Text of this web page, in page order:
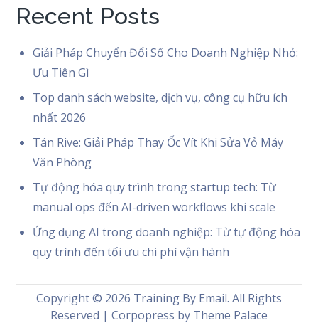
Recent Posts
Giải Pháp Chuyển Đổi Số Cho Doanh Nghiệp Nhỏ:
Ưu Tiên Gì
Top danh sách website, dịch vụ, công cụ hữu ích
nhất 2026
Tán Rive: Giải Pháp Thay Ốc Vít Khi Sửa Vỏ Máy
Văn Phòng
Tự động hóa quy trình trong startup tech: Từ
manual ops đến AI-driven workflows khi scale
Ứng dụng AI trong doanh nghiệp: Từ tự động hóa
quy trình đến tối ưu chi phí vận hành
Copyright © 2026 Training By Email. All Rights
Reserved | Corpopress by Theme Palace